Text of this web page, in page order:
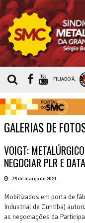
FILIADO À:
GALERIAS DE
VOIGT:
NEGOCIAR PLR E
23 de março de 2021
Mobilizados em porta de
Industrial de Curitiba)
as negociações da